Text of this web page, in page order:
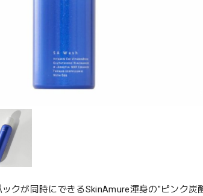
クが同時にできるSkinAmure渾身の"ピンク